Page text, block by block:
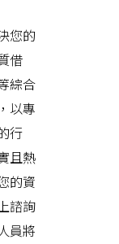
您的
借
綜合
以專
行
且熱
的資
諮詢
員將